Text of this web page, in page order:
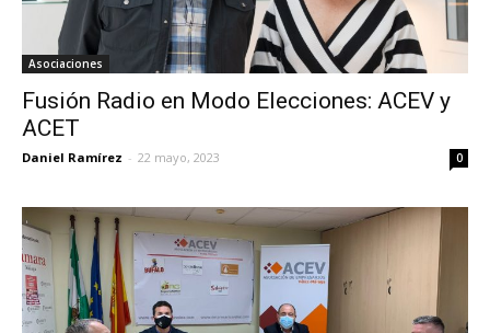
Asociaciones
Fusión Radio en Modo Elecciones: ACEV y
ACET
Daniel Ramírez - 22 mayo, 2023 0